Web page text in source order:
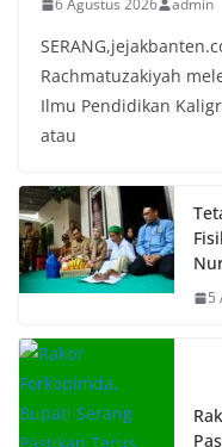
6 Agustus 2026 admin
Rachmatuzakiyah
Ilmu Pendidikan
atau
5